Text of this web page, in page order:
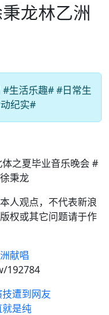
龙林乙洲
生活乐趣# #日常生
纪实#
之夏毕业音乐晚会 #
秉龙
人观点，不代表新浪
权或其它问题请于作
献唱
192784
遭到网友
是纯